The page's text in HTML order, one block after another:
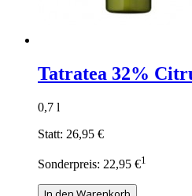
Tatratea 32%
0,7 l
Statt: 26,95 €
Sonderpreis: 22,95 €1